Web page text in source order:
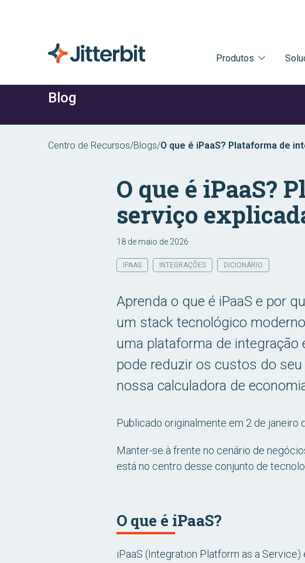
Produtos
Blog
Centro de Recursos/Blogs/O que é iPaaS? Plataforma de
O que é iPaaS?
serviço
18 de maio de 2026
IPAAS INTEGRAÇÕES DICIONÁRIO
Aprenda o que é iPaaS e por
um stack tecnológico
uma plataforma de integração
pode reduzir os custos do
nossa calculadora de
Publicado originalmente em 2 de janeiro
Manter-se à frente no cenário de
está no centro desse conjunto de
O que é iPaaS?
iPaaS (Integration Platform as a